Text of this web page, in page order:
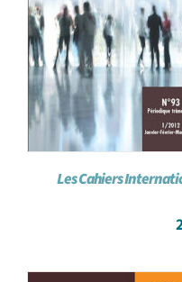
Les Cahiers